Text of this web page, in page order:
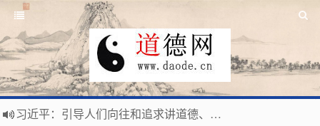
习近平：引导人们向往和追求讲道德、尊道德、守道德的生活，让13亿人的每一分子都成为传播中华美德、中华文化的主体。